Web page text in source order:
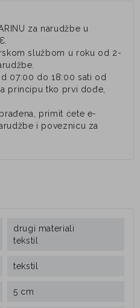
za narudžbe u
službom u roku od 2-
07:00 do 18:00 sati od
principu tko prvi dođe,
primit ćete e-
i poveznicu za
drugi materiali
tekstil
tekstil
5 cm